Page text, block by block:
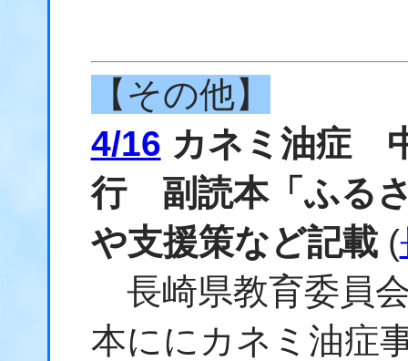
【その他】
4/16 カネミ油症
行 副読本「ふる
や支援策など記載(
長崎県教育委員
本ににカネミ油症